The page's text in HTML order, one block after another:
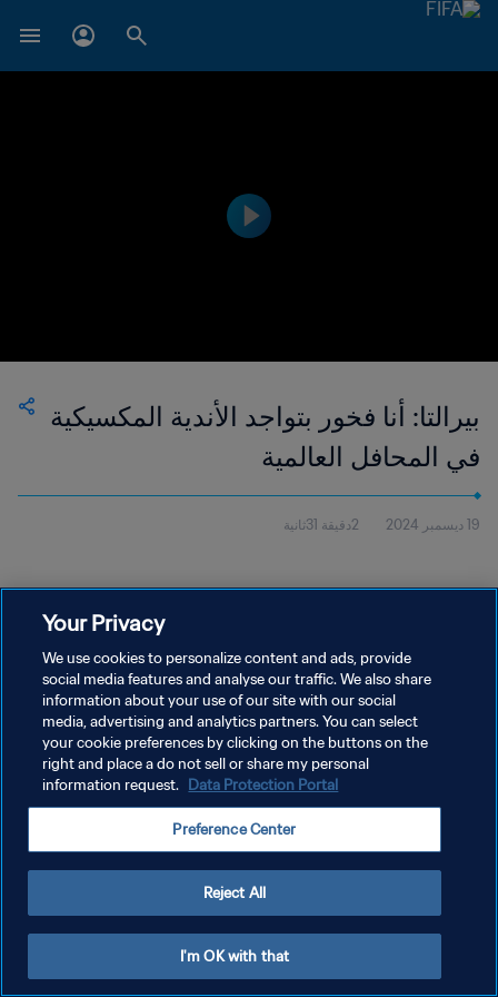
بيرالتا: أنا فخور بتواجد الأندية المكسيكية
في المحافل العالمية
19 ديسمبر 2024 2دقيقة 31ثانية
سياسة الخصوصية
شروط الخدمة
إدارة تفضيلات ملفات تعريف الارتباط
Your Privacy
We use cookies to personalize content and ads, provide
social media features and analyse our traffic. We also share
information about your use of our site with our social
media, advertising and analytics partners. You can select
your cookie preferences by clicking on the buttons on the
right and place a do not sell or share my personal
information request. Data Protection Portal
Preference Center
Reject All
I'm OK with that